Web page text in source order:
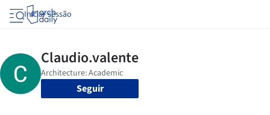
Iniciar sessão
Seguir